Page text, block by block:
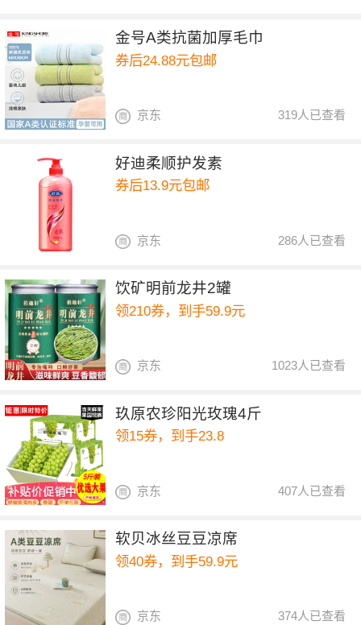
金号A类抗菌加厚毛巾
券后24.88元包邮
319人已查看
京东
好迪柔顺护发素
券后13.9元包邮
286人已查看
京东
饮矿明前龙井2罐
领210券，到手59.9元
1023人已查看
京东
玖原农珍阳光玫瑰4斤
领15券，到手23.8
407人已查看
京东
软贝冰丝豆豆凉席
领40券，到手59.9元
374人已查看
京东